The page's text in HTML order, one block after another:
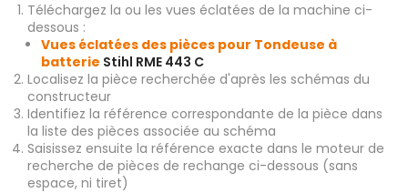
Téléchargez la ou les vues éclatées de la machine ci-
dessous :
Vues éclatées des pièces pour Tondeuse à
batterie Stihl RME 443 C
Localisez la pièce recherchée d'après les schémas du
constructeur
Identifiez la référence correspondante de la pièce dans
la liste des pièces associée au schéma
Saisissez ensuite la référence exacte dans le moteur de
recherche de pièces de rechange ci-dessous (sans
espace, ni tiret)